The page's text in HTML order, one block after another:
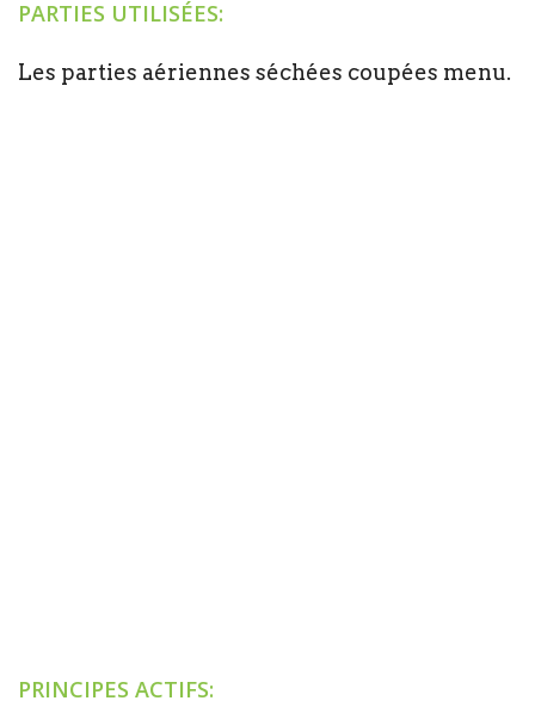
PARTIES UTILISÉES:
Les parties aériennes séchées coupées menu.
PRINCIPES ACTIFS: